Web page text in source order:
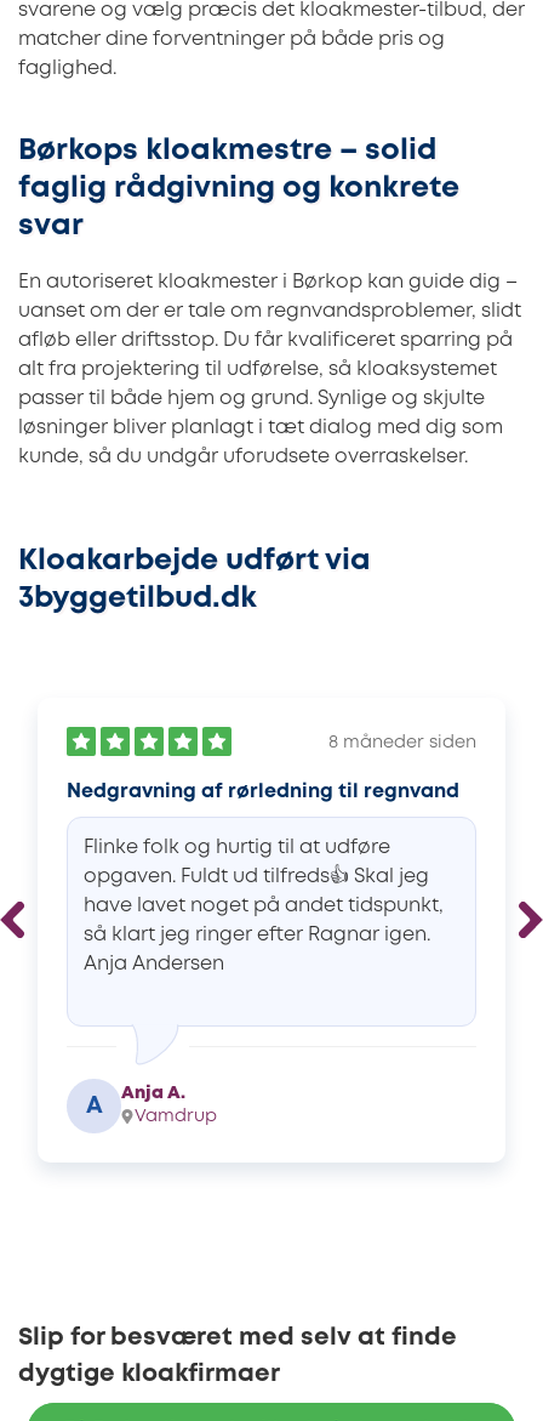
svarene og vælg præcis det kloakmester-tilbud, der
matcher dine forventninger på både pris og
faglighed.
Børkops kloakmestre – solid
faglig rådgivning og konkrete
svar
En autoriseret kloakmester i Børkop kan guide dig –
uanset om der er tale om regnvandsproblemer, slidt
afløb eller driftsstop. Du får kvalificeret sparring på
alt fra projektering til udførelse, så kloaksystemet
passer til både hjem og grund. Synlige og skjulte
løsninger bliver planlagt i tæt dialog med dig som
kunde, så du undgår uforudsete overraskelser.
Kloakarbejde udført via
3byggetilbud.dk
8 måneder siden
Nedgravning af rørledning til regnvand
Flinke folk og hurtig til at udføre
opgaven. Fuldt ud tilfreds👍 Skal jeg
have lavet noget på andet tidspunkt,
så klart jeg ringer efter Ragnar igen.
Anja Andersen
A
Anja A.
Vamdrup
Slip for besværet med selv at finde
dygtige kloakfirmaer